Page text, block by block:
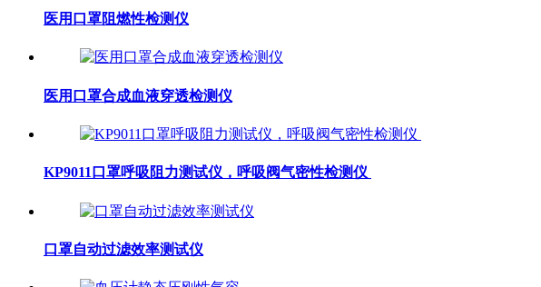
医用口罩阻燃性检测仪
医用口罩合成血液穿透检测仪
KP9011口罩呼吸阻力测试仪，呼吸阀气密性检测仪
口罩自动过滤效率测试仪